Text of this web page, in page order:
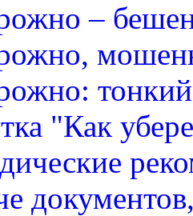
–
"Как